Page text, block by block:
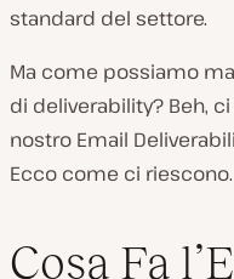
standard del settore.
Ma come possiamo
di deliverability? Beh,
nostro Email
Ecco come ci riescono.
Cosa Fa